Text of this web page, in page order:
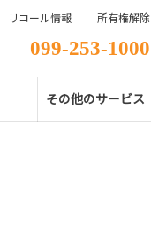
099-253-1000
その他のサービス
リコール情報 所有権解除